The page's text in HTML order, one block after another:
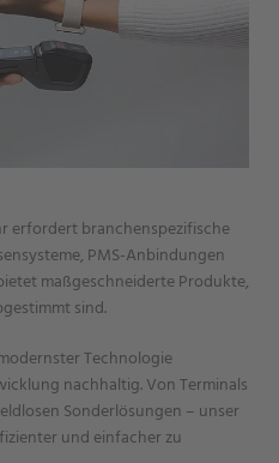
erfordert branchenspezifische
PMS-Anbindungen
maßgeschneiderte Produkte,
sind.
Technologie
nachhaltig. Von Terminals
Sonderlösungen – unser
und einfacher zu